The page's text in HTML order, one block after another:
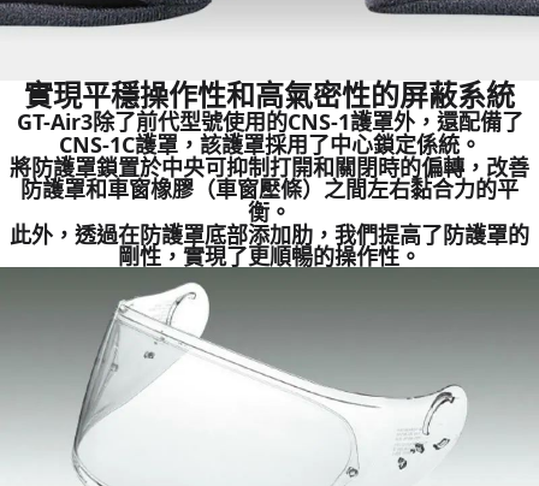
實現平穩操作性和高氣密性的屏蔽系統
GT-Air3除了前代型號使用的CNS-1護罩外，還配備了
CNS-1C護罩，該護罩採用了中心鎖定係統。
將防護罩鎖置於中央可抑制打開和關閉時的偏轉，改善
防護罩和車窗橡膠（車窗壓條）之間左右黏合力的平
衡。
此外，透過在防護罩底部添加肋，我們提高了防護罩的
剛性，實現了更順暢的操作性。